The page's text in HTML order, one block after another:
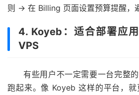
则 → 在 Billing 页面设置预算提醒，
4. Koyeb：适合部署应
VPS
有些用户不一定需要一台完整
跑起来。像 Koyeb 这样的平台，